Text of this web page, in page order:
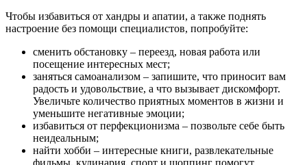
Чтобы избавиться от хандры и апатии, а также поднять
настроение без помощи специалистов, попробуйте:
сменить обстановку – переезд, новая работа или
посещение интересных мест;
заняться самоанализом – запишите, что приносит вам
радость и удовольствие, а что вызывает дискомфорт.
Увеличьте количество приятных моментов в жизни и
уменьшите негативные эмоции;
избавиться от перфекционизма – позвольте себе быть
неидеальным;
найти хобби – интересные книги, развлекательные